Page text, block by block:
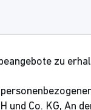
zu
und Co. KG, An